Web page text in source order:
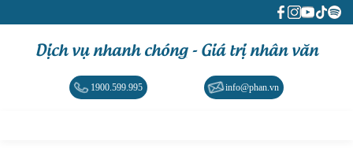
Dịch vụ nhanh chóng - Giá trị nhân văn
1900.599.995 info@phan.vn